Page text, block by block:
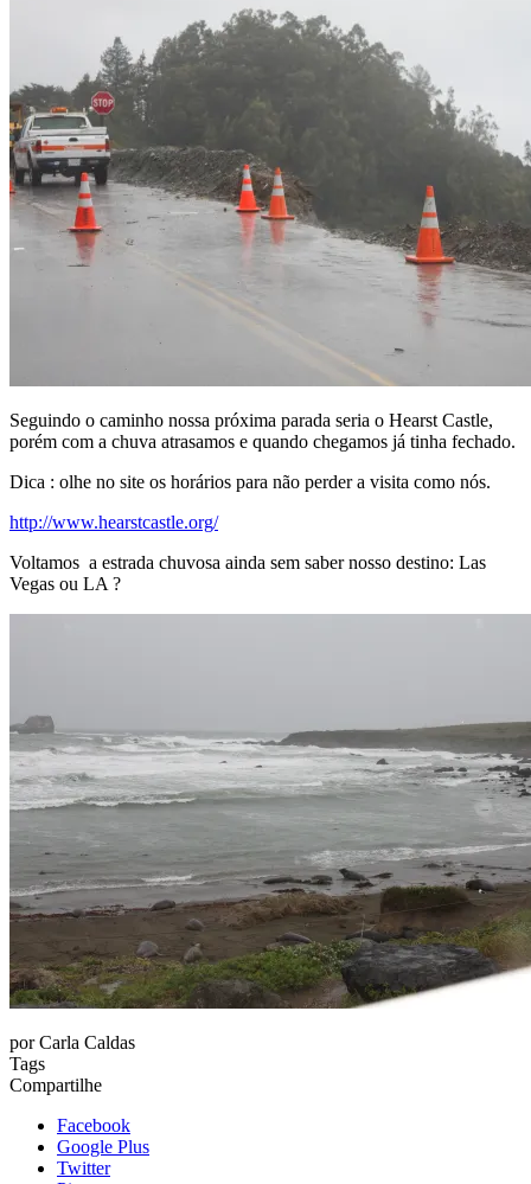
Seguindo o caminho nossa próxima parada seria o Hearst Castle,
porém com a chuva atrasamos e quando chegamos já tinha fechado.
Dica : olhe no site os horários para não perder a visita como nós.
http://www.hearstcastle.org/
Voltamos a estrada chuvosa ainda sem saber nosso destino: Las
Vegas ou LA ?
porCarla Caldas
Tags
Compartilhe
Facebook
Google Plus
Twitter